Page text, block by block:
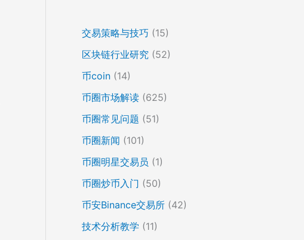
交易策略与技巧 (15)
区块链行业研究 (52)
币coin (14)
币圈市场解读 (625)
币圈常见问题 (51)
币圈新闻 (101)
币圈明星交易员 (1)
币圈炒币入门 (50)
币安Binance交易所 (42)
技术分析教学 (11)